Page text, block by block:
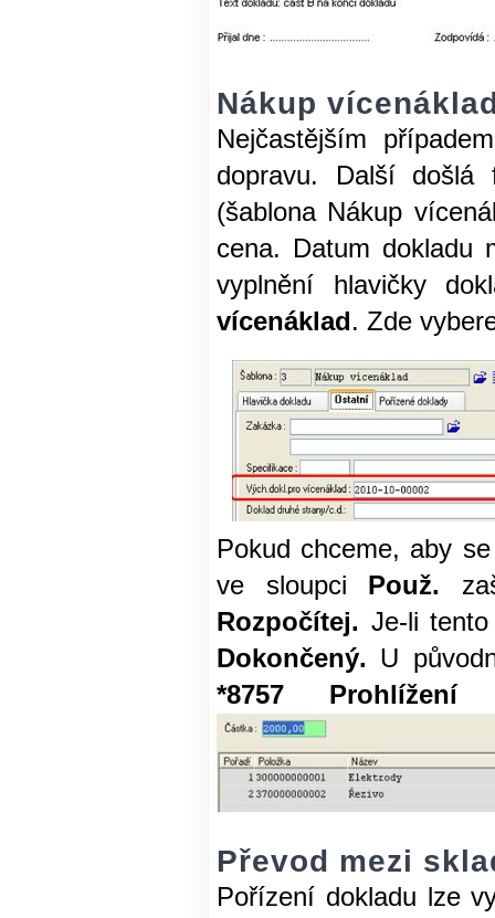
Nákup
Nejčastějším
dopravu. Další došlá
(šablona Nákup
cena. Datum dokladu
vyplnění hlavičky
vícenáklad. Zde
Pokud chceme, aby
ve sloupci Použ.
Rozpočítej. Je-li
Dokončený. U
*8757 Prohlížení
Převod mezi
Pořízení dokladu lze